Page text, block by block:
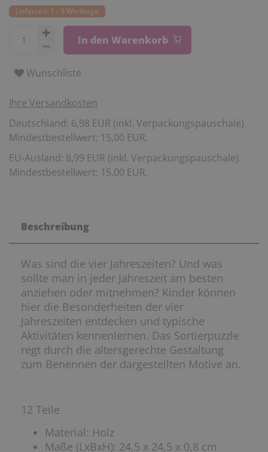
Lieferzeit: 1 - 3 Werktage
In den Warenkorb
Wunschliste
Ihre Versandkosten
Deutschland: 6,98 EUR (inkl. Verpackungspauschale).
Mindestbestellwert: 15,00 EUR.
EU-Ausland: 8,99 EUR (inkl. Verpackungspauschale).
Mindestbestellwert: 15,00 EUR.
Beschreibung
Was sind die vier Jahreszeiten? Und was
sollte man in jeder Jahreszeit am besten
anziehen oder mitnehmen? Kinder können
hier die Besonderheiten der vier
Jahreszeiten entdecken und typische
Aktivitäten kennenlernen. Das Sortierpuzzle
regt durch die altersgerechte Gestaltung
zum Benennen der dargestellten Motive an.
12 Teile
Material: Holz
Maße (LxBxH): 24,5 x 24,5 x 0,8 cm